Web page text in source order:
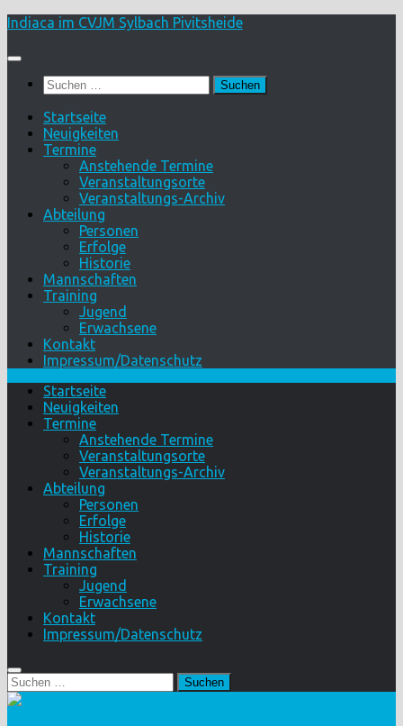
Skip
content
Indiaca im CVJM Sylbach Pivitsheide
Suchen
nach:
Startseite
Neuigkeiten
Termine
Anstehende Termine
Veranstaltungsorte
Veranstaltungs-Archiv
Abteilung
Personen
Erfolge
Historie
Mannschaften
Training
Jugend
Erwachsene
Kontakt
Impressum/Datenschutz
Startseite
Neuigkeiten
Termine
Anstehende Termine
Veranstaltungsorte
Veranstaltungs-Archiv
Abteilung
Personen
Erfolge
Historie
Mannschaften
Training
Jugend
Erwachsene
Kontakt
Impressum/Datenschutz
Suchen
nach: